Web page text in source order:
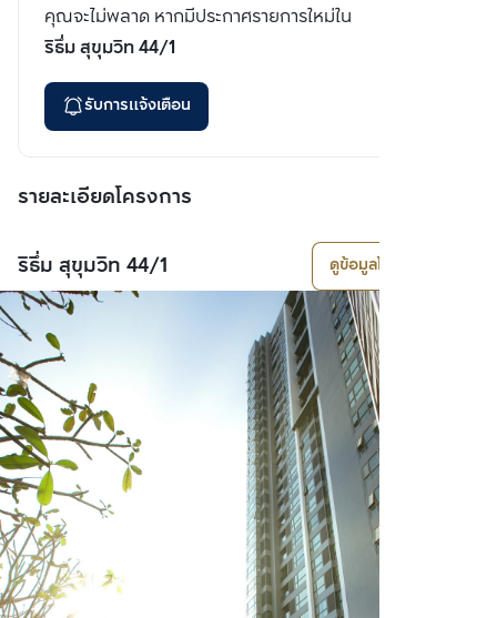
คุณจะไม่พลาด หากมีประกาศรายการใหม่ใน
ริธึ่ม สุขุมวิท 44/1
รับการแจ้งเตือน
รายละเอียดโครงการ
ริธึ่ม สุขุมวิท 44/1 ดูข้อมูลโครงการ